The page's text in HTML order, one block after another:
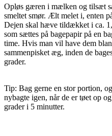
Opløs gæren i mælken og tilsæt
smeltet smør. Ælt melet i, enten
Dejen skal hæve tildækket i ca.
som sættes på bagepapir på en
time. Hvis man vil have dem
sammenpisket æg, inden de
grader.
Tip: Bag gerne en stor portion,
nybagte igen, når de er tøet op
grader i 5 minutter.